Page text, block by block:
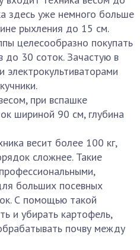
здесь уже немного больше
рыхления до 15 см.
целесообразно покупать
до 30 соток. Зачастую в
электрокультиваторами
при вспашке
шириной 90 см, глубина
весит более 100 кг,
сложнее. Такие
больших посевных
С помощью такой
и убирать картофель,
почву между